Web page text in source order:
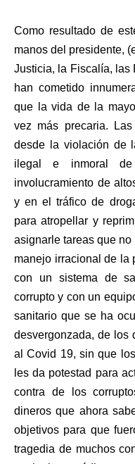
Como resultado de
manos del presidente,
Justicia, la Fiscalía, las
han cometido
que la vida de la
vez más precaria. Las
desde la violación de
ilegal e inmoral
involucramiento de
y en el tráfico de
para atropellar y
asignarle tareas que no
manejo irracional de la
con un sistema de
corrupto y con un
sanitario que se ha
desvergonzada, de los
al Covid 19, sin que
les da potestad para
contra de los
dineros que ahora
objetivos para que
tragedia de muchos